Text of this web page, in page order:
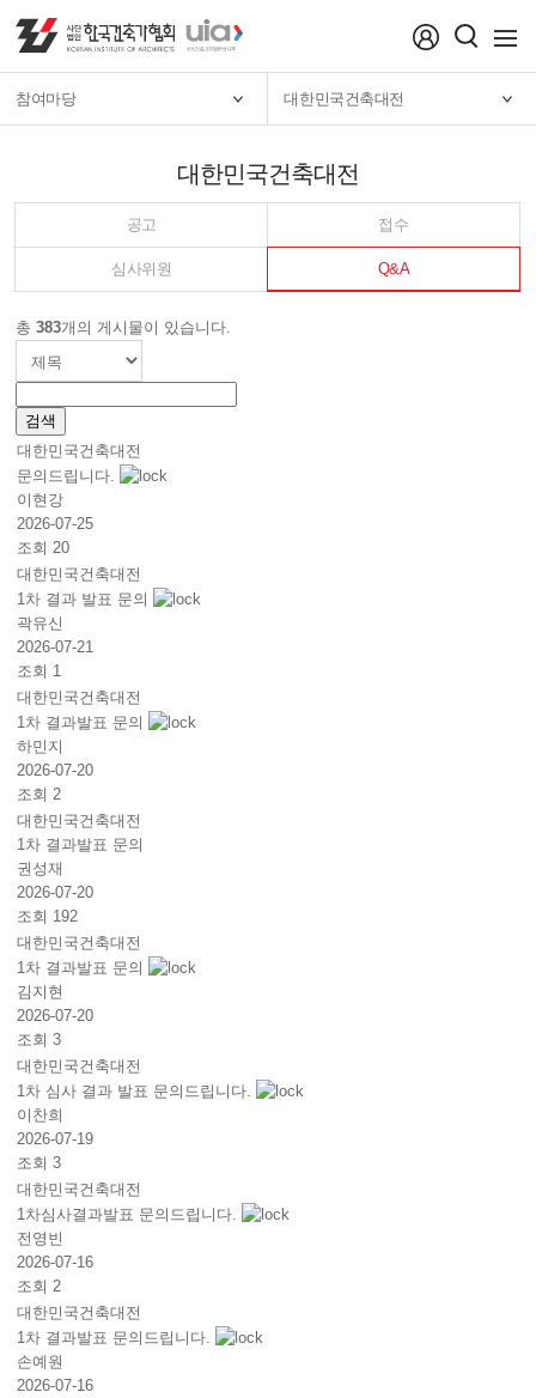
menu
참여마당 대한민국건축대전
대한민국건축대전
공고 접수
심사위원 Q&A
총383개의 게시물이 있습니다.
대한민국건축대전
문의드립니다.
이현강
2026-07-25
조회 20
대한민국건축대전
1차 결과 발표 문의
곽유신
2026-07-21
조회 1
대한민국건축대전
1차 결과발표 문의
하민지
2026-07-20
조회 2
대한민국건축대전
1차 결과발표 문의
권성재
2026-07-20
조회 192
대한민국건축대전
1차 결과발표 문의
김지현
2026-07-20
조회 3
대한민국건축대전
1차 심사 결과 발표 문의드립니다.
이찬희
2026-07-19
조회 3
대한민국건축대전
1차심사결과발표 문의드립니다.
전영빈
2026-07-16
조회 2
대한민국건축대전
1차 결과발표 문의드립니다.
손예원
2026-07-16